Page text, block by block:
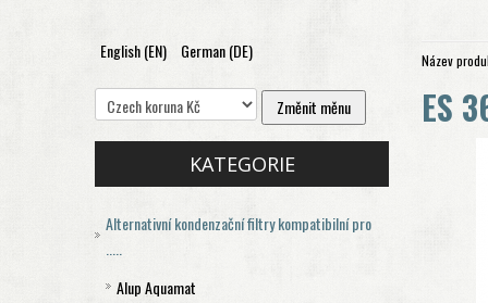
English (EN) German (DE)
KATEGORIE
Alternativní kondenzační filtry kompatibilní pro
.....
Alup Aquamat
Název
ES